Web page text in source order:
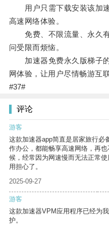
用户只需下载安装该加速
高速网络体验。
免费、不限流量、永久有
问受限而烦恼。
加速器免费永久版梯子的
网体验，让用户尽情畅游互
#37#
评论
游客
这款加速器app简直是居家旅行必
作办公，都能畅享高速网络，再
候，经常因为网速慢而无法正常
用担心了。
2025-09-27
游客
这款加速器VPM应用程序已经为
护。